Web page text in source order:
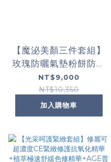
【魔泌美顏三件套組】
玫瑰防曬氣墊粉餅防禦
紫外線(SPF
50+,PA++++)+補充
包*1+魔煥外EV玫瑰霜
+魔煥EV玫瑰面膜(限
NT$9,000
NT$10,350
加入購物車